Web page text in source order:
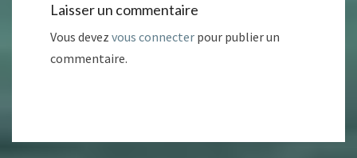
Laisser un commentaire
Vous devez vous connecter pour publier un
commentaire.